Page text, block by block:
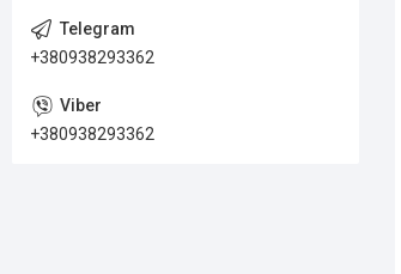
+380938293362
+380938293362